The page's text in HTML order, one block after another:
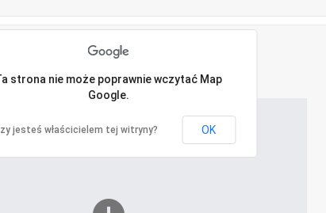
strona nie może poprawnie wczytać Map
Google.
jesteś właścicielem tej witryny? OK